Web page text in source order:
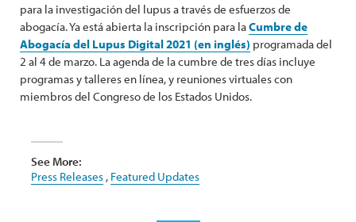
para la investigación del lupus a través de esfuerzos de
abogacía. Ya está abierta la inscripción para laCumbre de
Abogacía del Lupus Digital 2021 (en inglés) programada del
2 al 4 de marzo. La agenda de la cumbre de tres días incluye
programas y talleres en línea, y reuniones virtuales con
miembros del Congreso de los Estados Unidos.
See More:
Press Releases , Featured Updates